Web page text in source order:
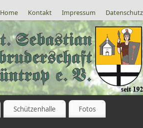
Home Kontakt Impressum Datenschutz
Schützenhalle
Fotos